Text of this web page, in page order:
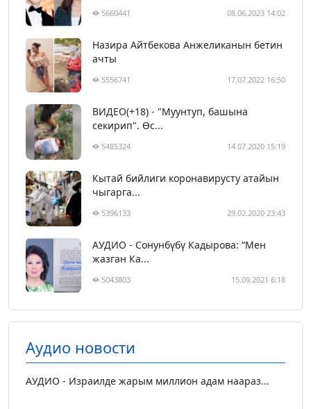
5660441 08.06.2023 14:02
Назира Айтбекова Анжеликанын бетин
ачты
5556741 17.07.2022 16:50
ВИДЕО(+18) - "Муунтуп, башына
секирип". Өс...
5485324 14.07.2020 15:19
Кытай бийлиги коронавирусту атайын
чыгарга...
5396133 29.02.2020 23:43
АУДИО - Сонунбүбү Кадырова: “Мен
жазган Ка...
5043803 15.09.2021 6:18
Аудио новости
АУДИО - Израилде жарым миллион адам наараз...